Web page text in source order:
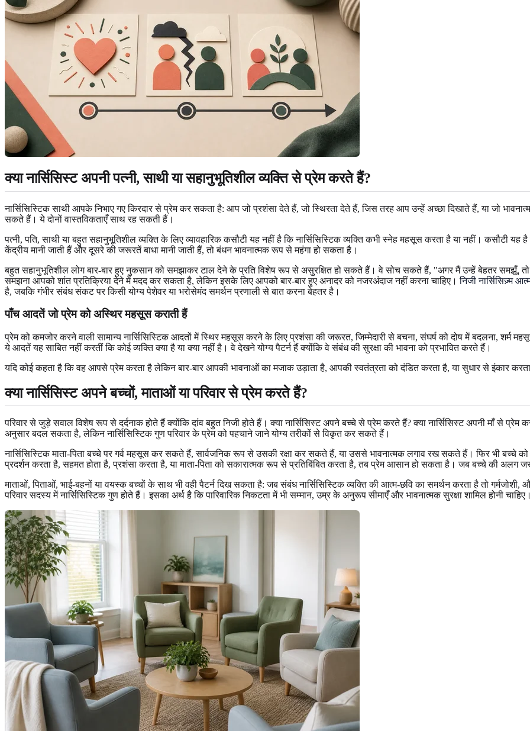
क्या नार्सिसिस्ट अपनी पत्नी, साथी या सहानुभूतिशील व्यक्ति से प्रेम करते हैं?
नार्सिसिस्टिक साथी आपके निभाए गए किरदार से प्रेम कर सकता है: आप जो प्रशंसा देते हैं, जो स्थिरता देते हैं, जिस तरह आप उन्हें अच्छा दिखाते हैं, या जो
सकते हैं। ये दोनों वास्तविकताएँ साथ रह सकती हैं।
पत्नी, पति, साथी या बहुत सहानुभूतिशील व्यक्ति के लिए व्यावहारिक कसौटी यह नहीं है कि नार्सिसिस्टिक व्यक्ति कभी स्नेह महसूस करता है या नहीं। कसौटी
केंद्रीय मानी जाती हैं और दूसरे की जरूरतें बाधा मानी जाती हैं, तो बंधन भावनात्मक रूप से महंगा हो सकता है।
बहुत सहानुभूतिशील लोग बार-बार हुए नुकसान को समझाकर टाल देने के प्रति विशेष रूप से असुरक्षित हो सकते हैं। वे सोच सकते हैं, "अगर मैं उन्हें बेहतर समझूँ,
समझना आपको शांत प्रतिक्रिया देने में मदद कर सकता है, लेकिन इसके लिए आपको बार-बार हुए अनादर को नजरअंदाज नहीं करना चाहिए।निजी नार्सिसिज़्म
है, जबकि गंभीर संबंध संकट पर किसी योग्य पेशेवर या भरोसेमंद समर्थन प्रणाली से बात करना बेहतर है।
पाँच आदतें जो प्रेम को अस्थिर महसूस कराती हैं
प्रेम को कमजोर करने वाली सामान्य नार्सिसिस्टिक आदतों में स्थिर महसूस करने के लिए प्रशंसा की जरूरत, जिम्मेदारी से बचना, संघर्ष को दोष में बदलना, शर्म
ये आदतें यह साबित नहीं करतीं कि कोई व्यक्ति क्या है या क्या नहीं है। वे देखने योग्य पैटर्न हैं क्योंकि वे संबंध की सुरक्षा की भावना को प्रभावित करते हैं।
यदि कोई कहता है कि वह आपसे प्रेम करता है लेकिन बार-बार आपकी भावनाओं का मजाक उड़ाता है, आपकी स्वतंत्रता को दंडित करता है, या सुधार से इंकार
क्या नार्सिसिस्ट अपने बच्चों, माताओं या परिवार से प्रेम करते हैं?
परिवार से जुड़े सवाल विशेष रूप से दर्दनाक होते हैं क्योंकि दांव बहुत निजी होते हैं। क्या नार्सिसिस्ट अपने बच्चे से प्रेम करते हैं? क्या नार्सिसिस्ट अपनी माँ से प्रेम
अनुसार बदल सकता है, लेकिन नार्सिसिस्टिक गुण परिवार के प्रेम को पहचाने जाने योग्य तरीकों से विकृत कर सकते हैं।
नार्सिसिस्टिक माता-पिता बच्चे पर गर्व महसूस कर सकते हैं, सार्वजनिक रूप से उसकी रक्षा कर सकते हैं, या उससे भावनात्मक लगाव रख सकते हैं। फिर भी बच्चे को
प्रदर्शन करता है, सहमत होता है, प्रशंसा करता है, या माता-पिता को सकारात्मक रूप से प्रतिबिंबित करता है, तब प्रेम आसान हो सकता है। जब बच्चे की अलग
माताओं, पिताओं, भाई-बहनों या वयस्क बच्चों के साथ भी वही पैटर्न दिख सकता है: जब संबंध नार्सिसिस्टिक व्यक्ति की आत्म-छवि का समर्थन करता है तो
परिवार सदस्य में नार्सिसिस्टिक गुण होते हैं। इसका अर्थ है कि पारिवारिक निकटता में भी सम्मान, उम्र के अनुरूप सीमाएँ और भावनात्मक सुरक्षा शामिल होनी चाहिए।